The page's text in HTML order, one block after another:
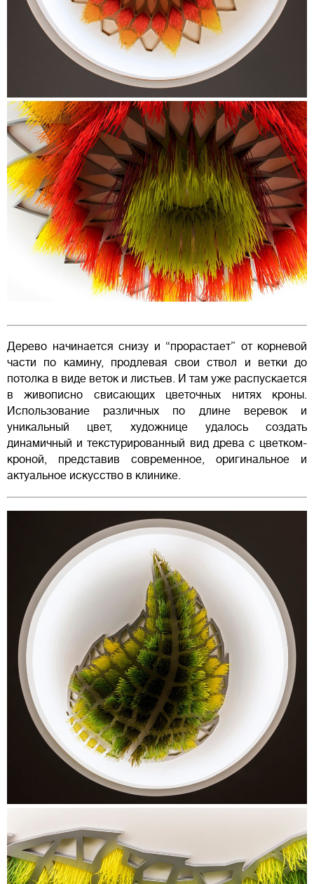
Дерево начинается снизу и “прорастает” от корневой
части по камину, продлевая свои ствол и ветки до
потолка в виде веток и листьев. И там уже распускается
в живописно свисающих цветочных нитях кроны.
Использование различных по длине веревок и
уникальный цвет, художнице удалось создать
динамичный и текстурированный вид древа с цветком-
кроной, представив современное, оригинальное и
актуальное искусство в клинике.